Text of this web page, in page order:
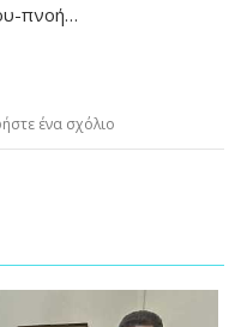
πνοή…
ένα σχόλιο